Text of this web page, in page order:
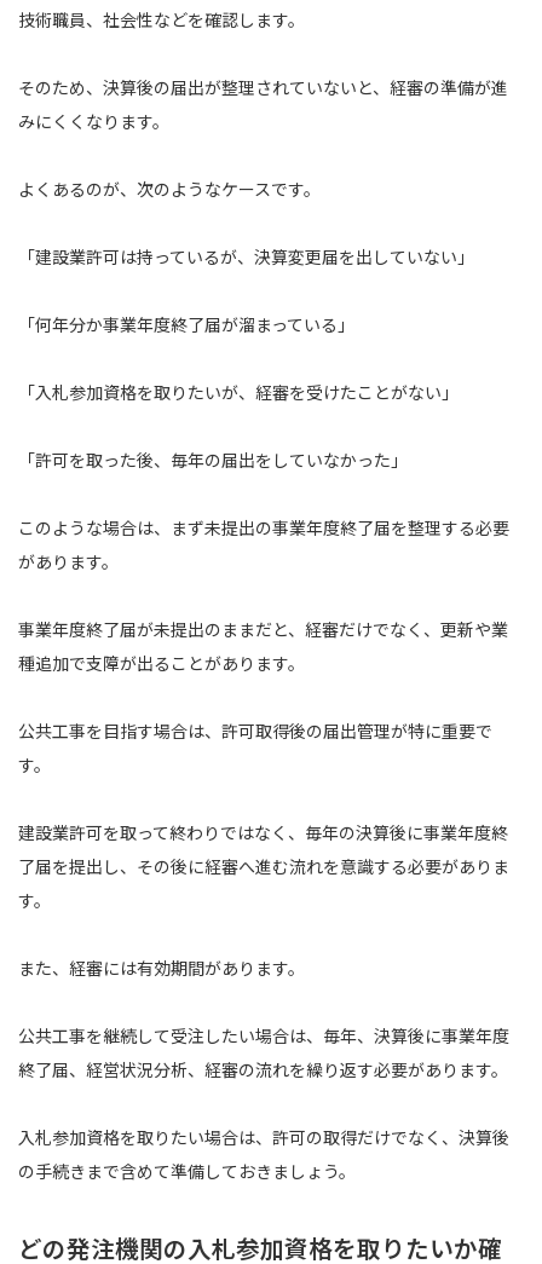
技術職員、社会性などを確認します。
そのため、決算後の届出が整理されていないと、経審の準備が進
みにくくなります。
よくあるのが、次のようなケースです。
「建設業許可は持っているが、決算変更届を出していない」
「何年分か事業年度終了届が溜まっている」
「入札参加資格を取りたいが、経審を受けたことがない」
「許可を取った後、毎年の届出をしていなかった」
このような場合は、まず未提出の事業年度終了届を整理する必要
があります。
事業年度終了届が未提出のままだと、経審だけでなく、更新や業
種追加で支障が出ることがあります。
公共工事を目指す場合は、許可取得後の届出管理が特に重要で
す。
建設業許可を取って終わりではなく、毎年の決算後に事業年度終
了届を提出し、その後に経審へ進む流れを意識する必要がありま
す。
また、経審には有効期間があります。
公共工事を継続して受注したい場合は、毎年、決算後に事業年度
終了届、経営状況分析、経審の流れを繰り返す必要があります。
入札参加資格を取りたい場合は、許可の取得だけでなく、決算後
の手続きまで含めて準備しておきましょう。
どの発注機関の入札参加資格を取りたいか確